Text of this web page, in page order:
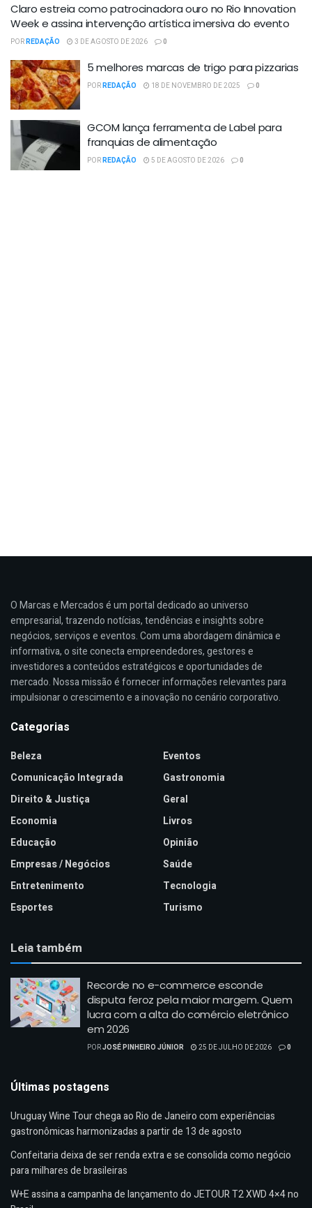
Claro estreia como patrocinadora ouro no Rio Innovation
Week e assina intervenção artística imersiva do evento
PORREDAÇÃO 3 DE AGOSTO DE 2026 0
5 melhores marcas de trigo para pizzarias
PORREDAÇÃO 18 DE NOVEMBRO DE 2025 0
GCOM lança ferramenta de Label para
franquias de alimentação
PORREDAÇÃO 5 DE AGOSTO DE 2026 0
O Marcas e Mercados é um portal dedicado ao universo
empresarial, trazendo notícias, tendências e insights sobre
negócios, serviços e eventos. Com uma abordagem dinâmica e
informativa, o site conecta empreendedores, gestores e
investidores a conteúdos estratégicos e oportunidades de
mercado. Nossa missão é fornecer informações relevantes para
impulsionar o crescimento e a inovação no cenário corporativo.
Categorias
Beleza
Comunicação Integrada
Direito & Justiça
Economia
Educação
Empresas / Negócios
Entretenimento
Esportes
Eventos
Gastronomia
Geral
Livros
Opinião
Saúde
Tecnologia
Turismo
Leia também
Recorde no e-commerce esconde
disputa feroz pela maior margem. Quem
lucra com a alta do comércio eletrônico
em 2026
PORJOSÉ PINHEIRO JÚNIOR 25 DE JULHO DE 2026 0
Últimas postagens
Uruguay Wine Tour chega ao Rio de Janeiro com experiências
gastronômicas harmonizadas a partir de 13 de agosto
Confeitaria deixa de ser renda extra e se consolida como negócio
para milhares de brasileiras
W+E assina a campanha de lançamento do JETOUR T2 XWD 4×4 no